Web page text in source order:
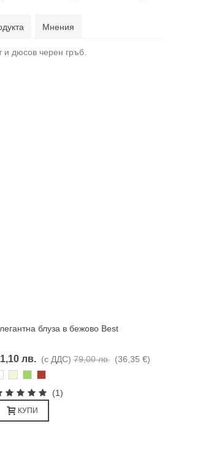
Мнения
и дюсов черен гръб.
Харесвам
блуза в бежово Best
лв. (с ДДС) 79,00 лв. (36,35 €)
(1)
КУПИ